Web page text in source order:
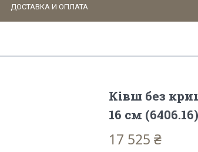
ДОСТАВКА И ОПЛАТА
Ківш без
16 см (6406.16)
17 525 ₴